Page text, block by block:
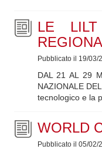
LE
Pubblicato il 19/03/
DAL 21 AL 29
NAZIONALE
tecnologico e la
WORLD
Pubblicato il 05/02/